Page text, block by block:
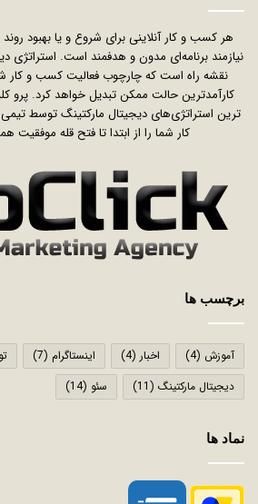
هر کسب و کار آنلاینی برای شروع و یا بهبود
نیازمند برنامه‌ای مدون و هدفمند است. استراتژی
نقشه راه است که چارچوب فعالیت کسب و کار
کارآمدترین حالت ممکن تبدیل خواهد کرد. پرو
ترین استراتژی‌های دیجیتال مارکتینگ توسط
کار شما را از ابتدا تا فتح قله موفقیت
برچسب ها
آموزش (4) اخبار (4) اینستاگرام (7)
دیجیتال مارکتینگ (11) سئو (14)
نماد ها